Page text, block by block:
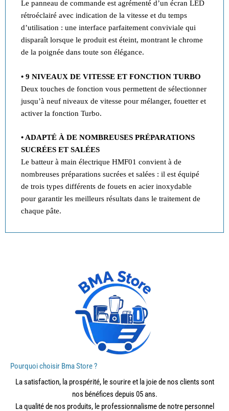
Le panneau de commande est agrémenté d’un écran LED
rétroéclairé avec indication de la vitesse et du temps
d’utilisation : une interface parfaitement conviviale qui
disparaît lorsque le produit est éteint, montrant le chrome
de la poignée dans toute son élégance.
• 9 NIVEAUX DE VITESSE ET FONCTION TURBO
Deux touches de fonction vous permettent de sélectionner
jusqu’à neuf niveaux de vitesse pour mélanger, fouetter et
activer la fonction Turbo.
• ADAPTÉ À DE NOMBREUSES PRÉPARATIONS
SUCRÉES ET SALÉES
Le batteur à main électrique HMF01 convient à de
nombreuses préparations sucrées et salées : il est équipé
de trois types différents de fouets en acier inoxydable
pour garantir les meilleurs résultats dans le traitement de
chaque pâte.
Pourquoi choisir Bma Store ?
La satisfaction, la prospérité, le sourire et la joie de nos clients sont
nos bénéfices depuis 05 ans.
La qualité de nos produits, le professionnalisme de notre personnel